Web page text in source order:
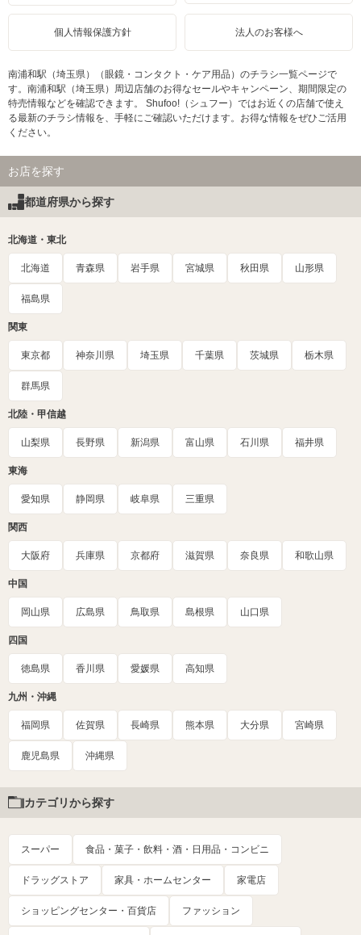
個人情報保護方針 法人のお客様へ
南浦和駅（埼玉県）（眼鏡・コンタクト・ケア用品）のチラシ一覧ページで
す。南浦和駅（埼玉県）周辺店舗のお得なセールやキャンペーン、期間限定の
特売情報などを確認できます。 Shufoo!（シュフー）ではお近くの店舗で使え
る最新のチラシ情報を、手軽にご確認いただけます。お得な情報をぜひご活用
ください。
お店を探す
都道府県から探す
北海道・東北
北海道 青森県 岩手県 宮城県 秋田県 山形県
福島県
関東
東京都 神奈川県 埼玉県 千葉県 茨城県 栃木県
群馬県
北陸・甲信越
山梨県 長野県 新潟県 富山県 石川県 福井県
東海
愛知県 静岡県 岐阜県 三重県
関西
大阪府 兵庫県 京都府 滋賀県 奈良県 和歌山県
中国
岡山県 広島県 鳥取県 島根県 山口県
四国
徳島県 香川県 愛媛県 高知県
九州・沖縄
福岡県 佐賀県 長崎県 熊本県 大分県 宮崎県
鹿児島県 沖縄県
カテゴリから探す
スーパー 食品・菓子・飲料・酒・日用品・コンビニ
ドラッグストア 家具・ホームセンター 家電店
ショッピングセンター・百貨店 ファッション